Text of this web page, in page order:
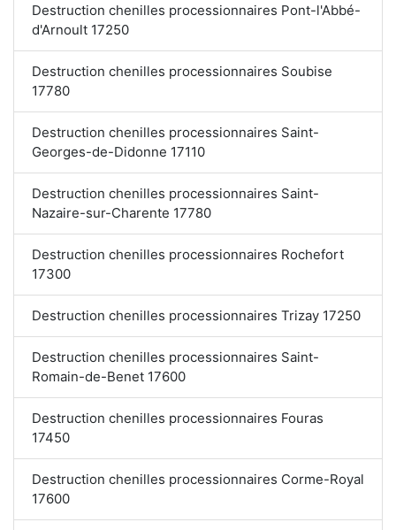
Destruction chenilles processionnaires Pont-l'Abbé-
d'Arnoult 17250
Destruction chenilles processionnaires Soubise
17780
Destruction chenilles processionnaires Saint-
Georges-de-Didonne 17110
Destruction chenilles processionnaires Saint-
Nazaire-sur-Charente 17780
Destruction chenilles processionnaires Rochefort
17300
Destruction chenilles processionnaires Trizay 17250
Destruction chenilles processionnaires Saint-
Romain-de-Benet 17600
Destruction chenilles processionnaires Fouras
17450
Destruction chenilles processionnaires Corme-Royal
17600